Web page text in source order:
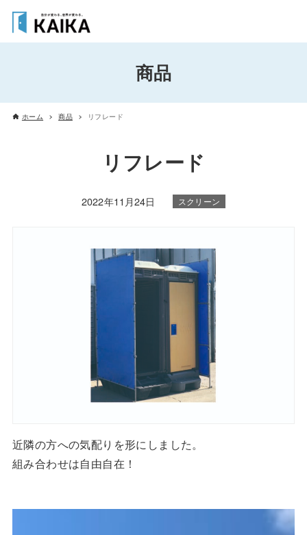
商品
ホーム 商品 リフレード
リフレード
2022年11月24日 スクリーン
近隣の方への気配りを形にしました。
組み合わせは自由自在！